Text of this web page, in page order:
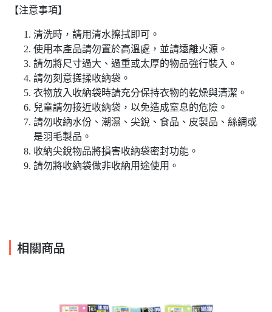
【注意事項】
清洗時，請用清水擦拭即可。
使用本產品請勿置於高溫處，並請遠離火源。
請勿將尺寸過大、過重或太厚的物品強行裝入。
請勿刻意搓揉收納袋。
衣物放入收納袋時請充分保持衣物的乾燥與清潔。
兒童請勿接近收納袋，以免造成窒息的危險。
請勿收納水份、潮濕、尖銳、食品、皮製品、絲綢或
是羽毛製品。
收納尖銳物品將損害收納袋密封功能。
請勿將收納袋做非收納用途使用。
相關商品